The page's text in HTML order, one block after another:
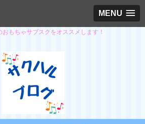
MENU
もちゃサブスクをオススメします！